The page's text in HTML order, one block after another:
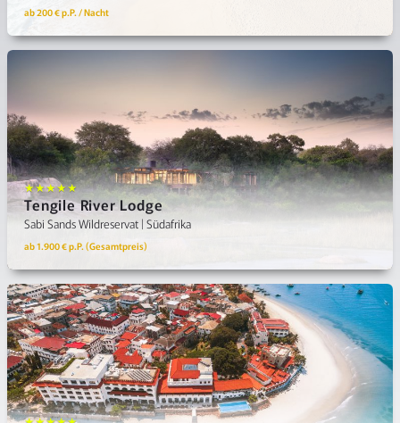
ab 200 € p.P. / Nacht
★★★★★
Tengile River Lodge
Sabi Sands Wildreservat | Südafrika
ab 1.900 € p.P. (Gesamtpreis)